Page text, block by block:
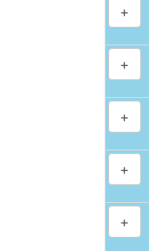
+
+
+
+
+